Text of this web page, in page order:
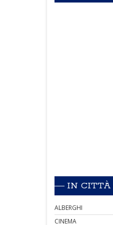
IN CITTÀ
ALBERGHI
CINEMA